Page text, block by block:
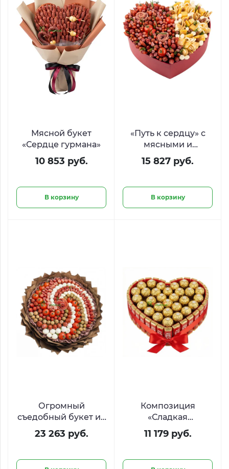
Мясной букет
«Сердце гурмана»
10 853 руб.
В корзину
«Путь к сердцу» с
мясными и
сырными
деликатесами
15 827 руб.
В корзину
Огромный
съедобный букет из
деликатесов
«Средиземноморье»
23 263 руб.
Композиция
«Сладкая
валентинка» с KitKat
и Ferrero в форме
11 179 руб.